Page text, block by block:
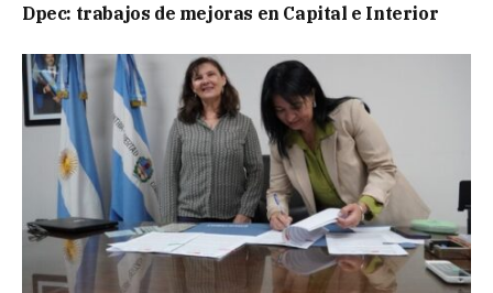
Dpec: trabajos de mejoras en Capital e Interior